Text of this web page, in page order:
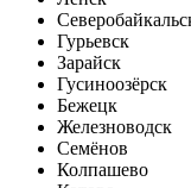
Гурьевск
Зарайск
Гусиноозёрск
Бежецк
Железноводск
Семёнов
Колпашево